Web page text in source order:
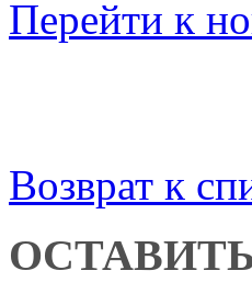
Перейти к
Возврат к